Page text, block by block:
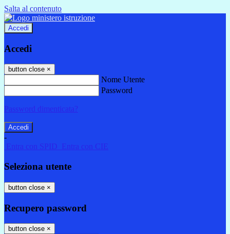
Salta al contenuto
Accedi
Accedi
button close ×
Nome Utente
Password
Password dimenticata?
-
Entra con SPID
Entra con CIE
Seleziona utente
button close ×
Recupero password
button close ×